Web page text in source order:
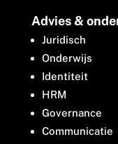
Advies &
Juridisch
Onderwijs
Identiteit
HRM
Governance
Communicatie